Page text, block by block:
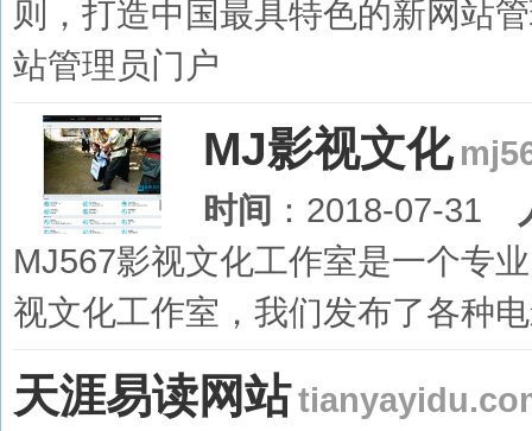
则，打造中国最具特色的新网站
站管理员门户
MJ影视文化
时间 ：2018-07-31
MJ567影视文化工作室是一个专
视文化工作室，我们发布了各种
天涯易读网站